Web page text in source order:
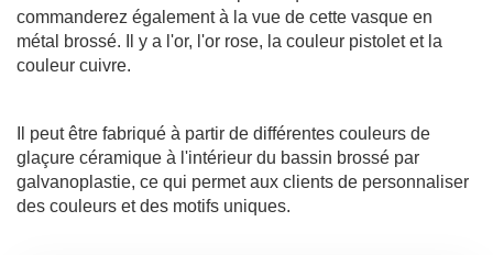
commanderez également à la vue de cette vasque en
métal brossé. Il y a l'or, l'or rose, la couleur pistolet et la
couleur cuivre.
Il peut être fabriqué à partir de différentes couleurs de
glaçure céramique à l'intérieur du bassin brossé par
galvanoplastie, ce qui permet aux clients de personnaliser
des couleurs et des motifs uniques.